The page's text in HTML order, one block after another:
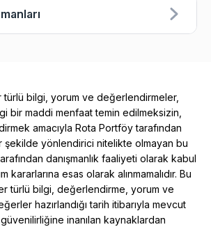
türlü bilgi, yorum ve değerlendirmeler,
bir maddi menfaat temin edilmeksizin,
amacıyla Rota Portföy tarafından
şekilde yönlendirici nitelikte olmayan bu
danışmanlık faaliyeti olarak kabul
kararlarına esas olarak alınmamalıdır. Bu
türlü bilgi, değerlendirme, yorum ve
hazırlandığı tarih itibarıyla mevcut
inanılan kaynaklardan